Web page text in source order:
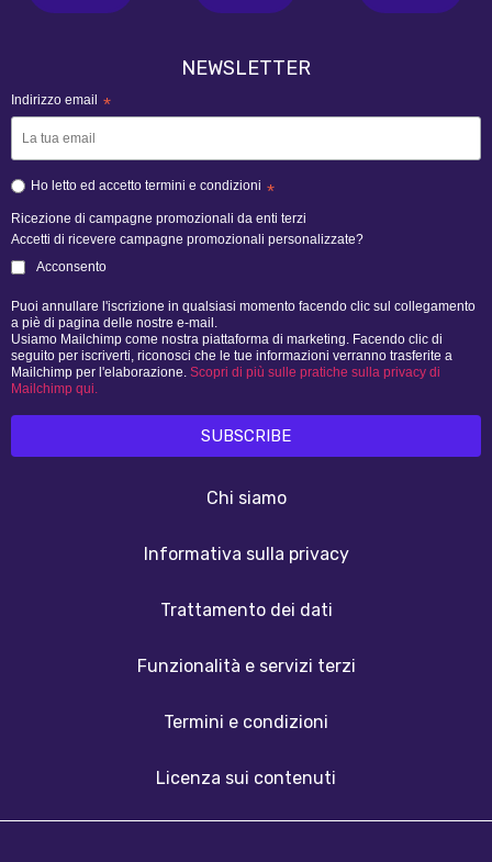
NEWSLETTER
Indirizzo email *
Ho letto ed accetto termini e condizioni *
Ricezione di campagne promozionali da enti terzi
Accetti di ricevere campagne promozionali personalizzate?
Acconsento
Puoi annullare l'iscrizione in qualsiasi momento facendo clic sul collegamento
a piè di pagina delle nostre e-mail.
Usiamo Mailchimp come nostra piattaforma di marketing. Facendo clic di
seguito per iscriverti, riconosci che le tue informazioni verranno trasferite a
Mailchimp per l'elaborazione. Scopri di più sulle pratiche sulla privacy di
Mailchimp qui.
Chi siamo
Informativa sulla privacy
Trattamento dei dati
Funzionalità e servizi terzi
Termini e condizioni
Licenza sui contenuti